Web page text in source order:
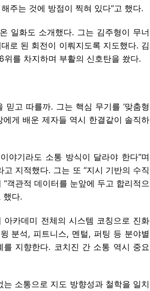
주는 것에 방점이 찍혀 있다”고 했다.
일화도 소개했다. 그는 김주형이 무너
로 된 회전이 이뤄지도록 지도했다. 김
를 차지하며 부활의 신호탄을 쐈다.
고 따를까. 그는 핵심 무기를 ‘맞춤형
게 배운 제자들 역시 한결같이 솔직하
야기라도 소통 방식이 달라야 한다”며
지적했다. 그는 또 “지시 기반의 수직
객관적 데이터를 눈앞에 두고 합리적으
했다.
카데미 전체의 시스템 코칭으로 진화
분석, 피트니스, 멘털, 퍼팅 등 분야별
를 지향한다. 코치진 간 소통 역시 중요
소통으로 지도 방향성과 철학을 일치